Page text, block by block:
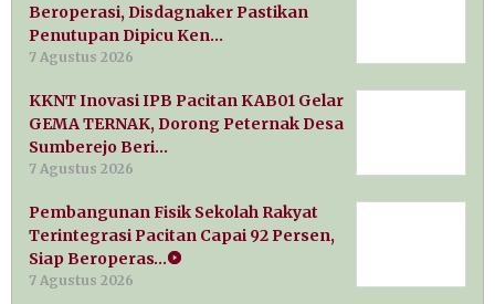
Beroperasi, Disdagnaker Pastikan
Penutupan Dipicu Ken…
7 Agustus 2026
KKNT Inovasi IPB Pacitan KAB01 Gelar
GEMA TERNAK, Dorong Peternak Desa
Sumberejo Beri…
7 Agustus 2026
Pembangunan Fisik Sekolah Rakyat
Terintegrasi Pacitan Capai 92 Persen,
Siap Beroperas…
7 Agustus 2026